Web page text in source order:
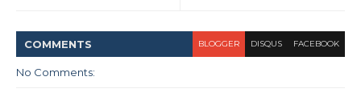
COMMENTS BLOGGER DISQUS FACEBOOK
No Comments: